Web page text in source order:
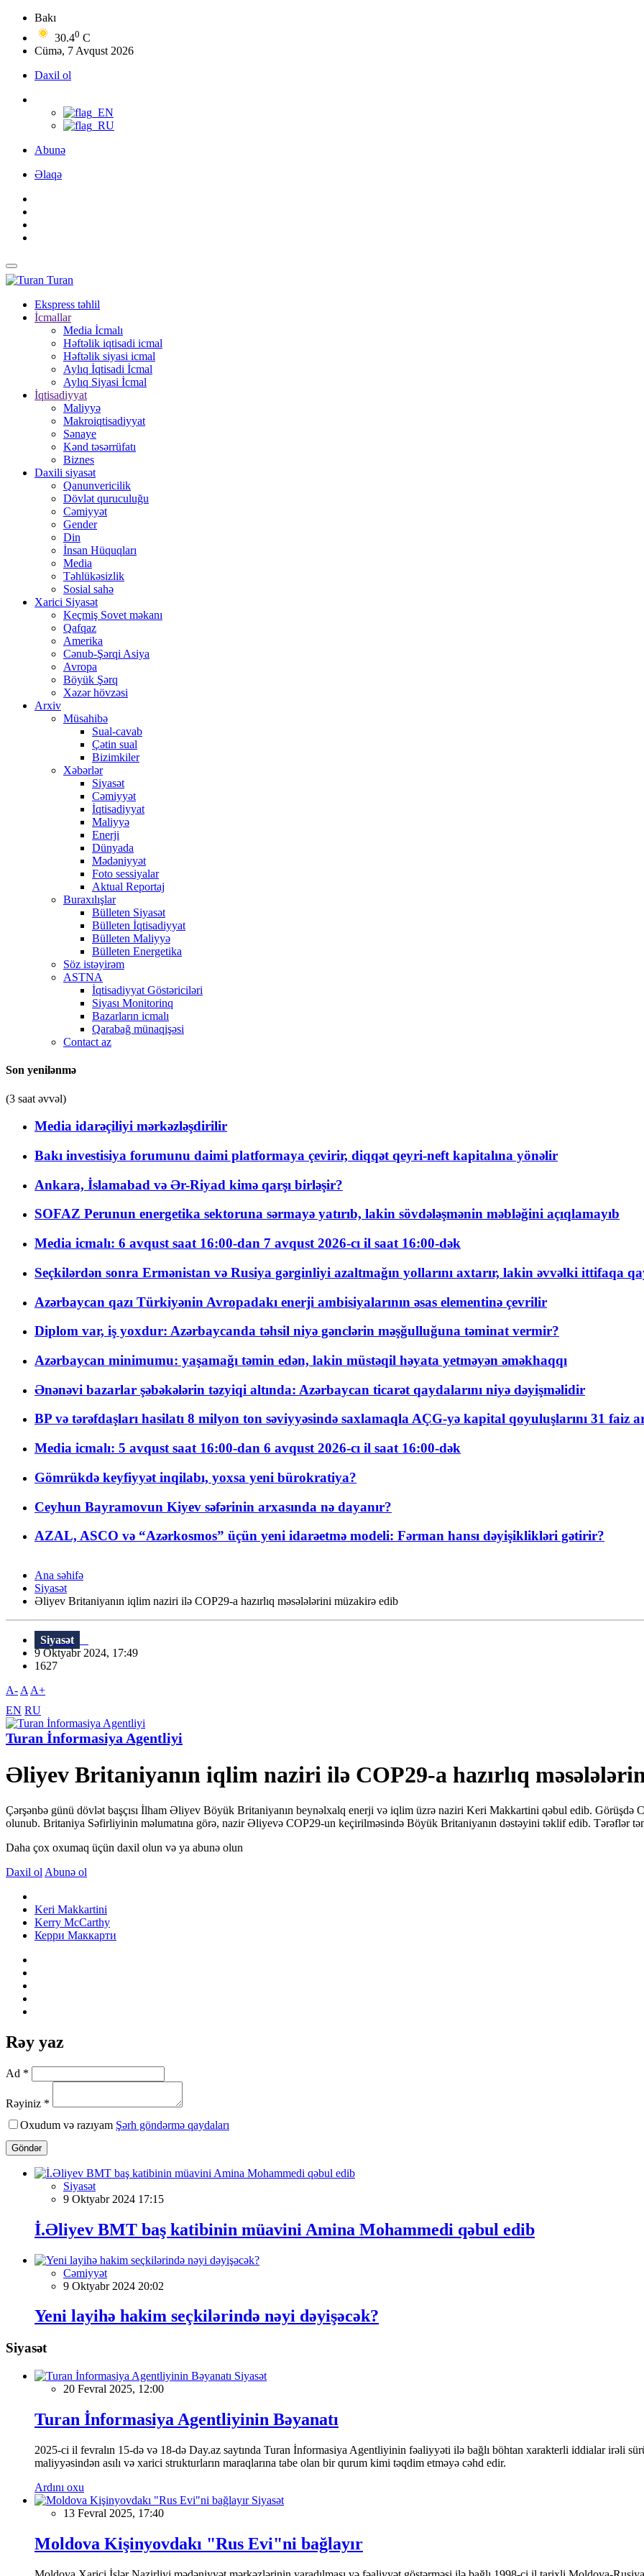
Bakı
30.40 C
Cümə, 7 Avqust 2026
Daxil ol
Abunə
Əlaqə
Turan
Ekspress təhlil
İcmallar
Media İcmalı
Həftəlik iqtisadi icmal
Həftəlik siyasi icmal
Aylıq İqtisadi İcmal
Aylıq Siyasi İcmal
İqtisadiyyat
Maliyyə
Makroiqtisadiyyat
Sənaye
Kənd təsərrüfatı
Biznes
Daxili siyasət
Qanunvericilik
Dövlət quruculuğu
Cəmiyyət
Gender
Din
İnsan Hüquqları
Media
Təhlükəsizlik
Sosial sahə
Xarici Siyasət
Keçmiş Sovet məkanı
Qafqaz
Amerika
Cənub-Şərqi Asiya
Avropa
Böyük Şərq
Xəzər hövzəsi
Arxiv
Müsahibə
Sual-cavab
Çətin sual
Bizimkiler
Xəbərlər
Siyasət
Cəmiyyət
İqtisadiyyat
Maliyyə
Enerji
Dünyada
Mədəniyyət
Foto sessiyalar
Aktual Reportaj
Buraxılışlar
Bülleten Siyasət
Bülleten İqtisadiyyat
Bülleten Maliyyə
Bülleten Energetika
Söz istəyirəm
ASTNA
İqtisadiyyat Göstəriciləri
Siyası Monitorinq
Bazarların icmalı
Qarabağ münaqişəsi
Contact az
Son yenilənmə
(3 saat əvvəl)
Media idarəçiliyi mərkəzləşdirilir
Bakı investisiya forumunu daimi platformaya çevirir, diqqət qeyri-neft kapitalına yönəlir
Ankara, İslamabad və Ər-Riyad kimə qarşı birləşir?
SOFAZ Perunun energetika sektoruna sərmayə yatırıb, lakin sövdələşmənin məbləğini açıqlamayıb
Media icmalı: 6 avqust saat 16:00-dan 7 avqust 2026-cı il saat 16:00-dək
Seçkilərdən sonra Ermənistan və Rusiya gərginliyi azaltmağın yollarını axtarır, lakin əvvəlki ittifaqa
Azərbaycan qazı Türkiyənin Avropadakı enerji ambisiyalarının əsas elementinə çevrilir
Diplom var, iş yoxdur: Azərbaycanda təhsil niyə gənclərin məşğulluğuna təminat vermir?
Azərbaycan minimumu: yaşamağı təmin edən, lakin müstəqil həyata yetməyən əməkhaqqı
Ənənəvi bazarlar şəbəkələrin təzyiqi altında: Azərbaycan ticarət qaydalarını niyə dəyişməlidir
BP və tərəfdaşları hasilatı 8 milyon ton səviyyəsində saxlamaqla AÇG-yə kapital qoyuluşlarını 31 faiz
Media icmalı: 5 avqust saat 16:00-dan 6 avqust 2026-cı il saat 16:00-dək
Gömrükdə keyfiyyət inqilabı, yoxsa yeni bürokratiya?
Ceyhun Bayramovun Kiyev səfərinin arxasında nə dayanır?
AZAL, ASCO və “Azərkosmos” üçün yeni idarəetmə modeli: Fərman hansı dəyişiklikləri gətirir?
Ana səhifə
Siyasət
Əliyev Britaniyanın iqlim naziri ilə COP29-a hazırlıq məsələlərini müzakirə edib
Siyasət
9 Oktyabr 2024, 17:49
1627
A- A A+
EN RU
Turan İnformasiya Agentliyi
Əliyev Britaniyanın iqlim naziri ilə COP29-a hazırlıq
Çərşənbə günü dövlət başçısı İlham Əliyev Böyük Britaniyanın beynəlxalq enerji və iqlim üzrə naziri Keri Makkartini qəbul edib. Görüşdə
olunub. Britaniya Səfirliyinin məlumatına görə, nazir Əliyevə COP29-un keçirilməsində Böyük Britaniyanın dəstəyini təklif edib. Tərəflər
Daha çox oxumaq üçün daxil olun və ya abunə olun
Daxil ol Abunə ol
Keri Makkartini
Kerry McCarthy
Керри Маккарти
Rəy yaz
Ad *
Rəyiniz *
Oxudum və razıyam Şərh göndərmə qaydaları
Göndər
Siyasət
9 Oktyabr 2024 17:15
İ.Əliyev BMT baş katibinin müavini Amina Mohammedi qəbul edib
Cəmiyyət
9 Oktyabr 2024 20:02
Yeni layihə hakim seçkilərində nəyi dəyişəcək?
Siyasət
Siyasət
20 Fevral 2025, 12:00
Turan İnformasiya Agentliyinin Bəyanatı
2025-ci il fevralın 15-də və 18-də Day.az saytında Turan İnformasiya Agentliyinin fəaliyyəti ilə bağlı böhtan xarakterli iddialar irəli
maliyyəsindən asılı və xarici strukturların maraqlarına tabe olan bir qurum kimi təqdim etməyə cəhd edir.
Ardını oxu
Siyasət
13 Fevral 2025, 17:40
Moldova Kişinyovdakı "Rus Evi"ni bağlayır